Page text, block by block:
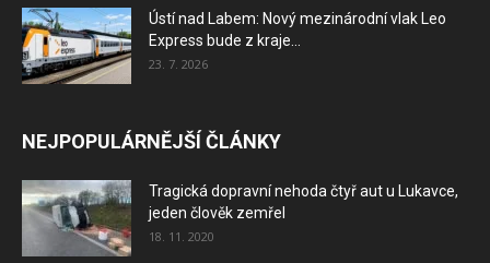
Ústí nad Labem: Nový mezinárodní vlak Leo
Express bude z kraje...
23. 7. 2026
NEJPOPULÁRNĚJŠÍ ČLÁNKY
Tragická dopravní nehoda čtyř aut u Lukavce,
jeden člověk zemřel
18. 11. 2020